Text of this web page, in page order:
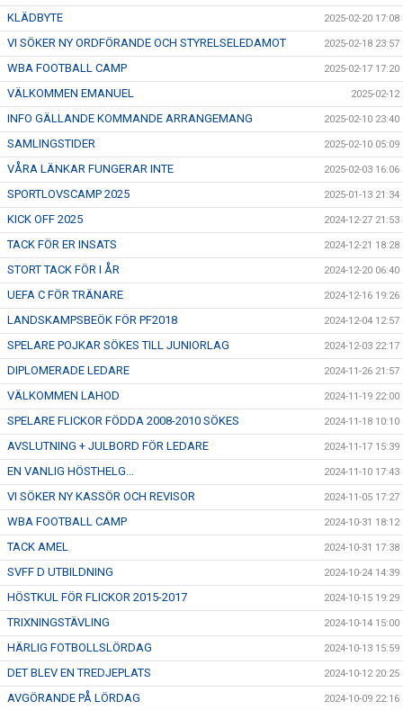
KLÄDBYTE 2025-02-20 17:08
VI SÖKER NY ORDFÖRANDE OCH STYRELSELEDAMOT 2025-02-18 23:57
WBA FOOTBALL CAMP 2025-02-17 17:20
VÄLKOMMEN EMANUEL 2025-02-12
INFO GÄLLANDE KOMMANDE ARRANGEMANG 2025-02-10 23:40
SAMLINGSTIDER 2025-02-10 05:09
VÅRA LÄNKAR FUNGERAR INTE 2025-02-03 16:06
SPORTLOVSCAMP 2025 2025-01-13 21:34
KICK OFF 2025 2024-12-27 21:53
TACK FÖR ER INSATS 2024-12-21 18:28
STORT TACK FÖR I ÅR 2024-12-20 06:40
UEFA C FÖR TRÄNARE 2024-12-16 19:26
LANDSKAMPSBEÖK FÖR PF2018 2024-12-04 12:57
SPELARE POJKAR SÖKES TILL JUNIORLAG 2024-12-03 22:17
DIPLOMERADE LEDARE 2024-11-26 21:57
VÄLKOMMEN LAHOD 2024-11-19 22:00
SPELARE FLICKOR FÖDDA 2008-2010 SÖKES 2024-11-18 10:10
AVSLUTNING + JULBORD FÖR LEDARE 2024-11-17 15:39
EN VANLIG HÖSTHELG... 2024-11-10 17:43
VI SÖKER NY KASSÖR OCH REVISOR 2024-11-05 17:27
WBA FOOTBALL CAMP 2024-10-31 18:12
TACK AMEL 2024-10-31 17:38
SVFF D UTBILDNING 2024-10-24 14:39
HÖSTKUL FÖR FLICKOR 2015-2017 2024-10-15 19:29
TRIXNINGSTÄVLING 2024-10-14 15:00
HÄRLIG FOTBOLLSLÖRDAG 2024-10-13 15:59
DET BLEV EN TREDJEPLATS 2024-10-12 20:25
AVGÖRANDE PÅ LÖRDAG 2024-10-09 22:16